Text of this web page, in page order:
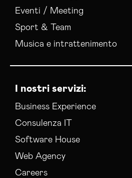
Web Agency Lecce
Eventi / Meeting
Sport & Team
Musica e intrattenimento
I nostri servizi:
Business Experience
Consulenza IT
Software House
Web Agency
Careers